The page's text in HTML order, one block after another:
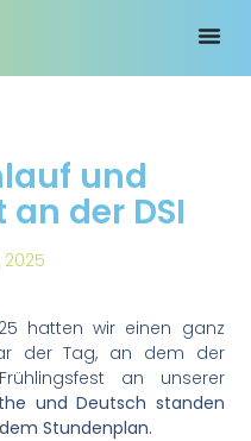
und
der DSI
2025
hatten wir einen ganz
der Tag, an dem der
an unserer
und Deutsch standen
Stundenplan.